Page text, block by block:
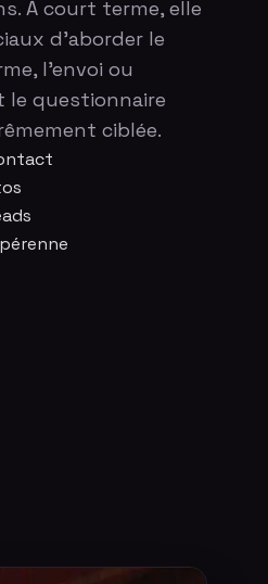
À court terme, elle
d'aborder le
l'envoi ou
le questionnaire
ciblée.